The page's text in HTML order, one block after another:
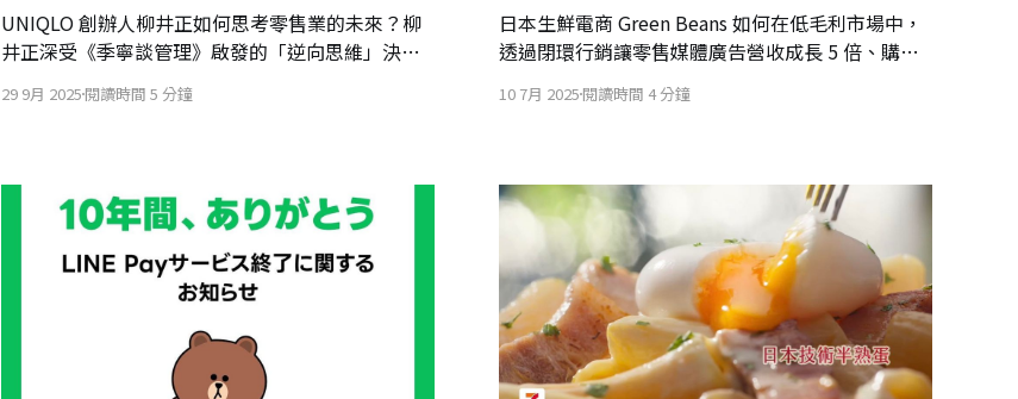
UNIQLO 創辦人柳井正如何思考零售業的未來？柳
井正深受《季寧談管理》啟發的「逆向思維」決策
原則，以及他如何從既有的 SPA 模式，透過有明計
畫，將 UNIQLO 根本轉型為以顧客資訊流為起點的
界第一的視野與路徑。
29 9月 2025閱讀時間 5 分鐘
日本生鮮電商 Green Beans 如何在低毛利市場中，
透過閉環行銷讓零售媒體廣告營收成長 5 倍、購買
率破 50%？深入解析其四大支柱，並探討 AI 搜尋時
代下零售業的突圍之道，搶佔未來消費入口！
10 7月 2025閱讀時間 4 分鐘